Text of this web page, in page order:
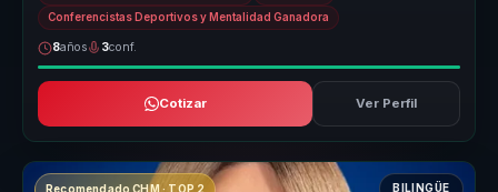
Conferencistas Deportivos y Mentalidad Ganadora
8años 3conf.
Cotizar Ver Perfil
Recomendado CHM · TOP 2 BILINGÜE